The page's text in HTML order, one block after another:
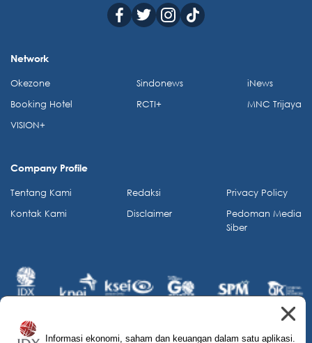
Informasi ekonomi, saham dan keuangan dalam satu aplikasi.
Network
Okezone
Booking Hotel
VISION+
Sindonews
RCTI+
iNews
MNC Trijaya
Company Profile
Tentang Kami
Kontak Kami
Redaksi
Disclaimer
Privacy Policy
Pedoman Media
Siber